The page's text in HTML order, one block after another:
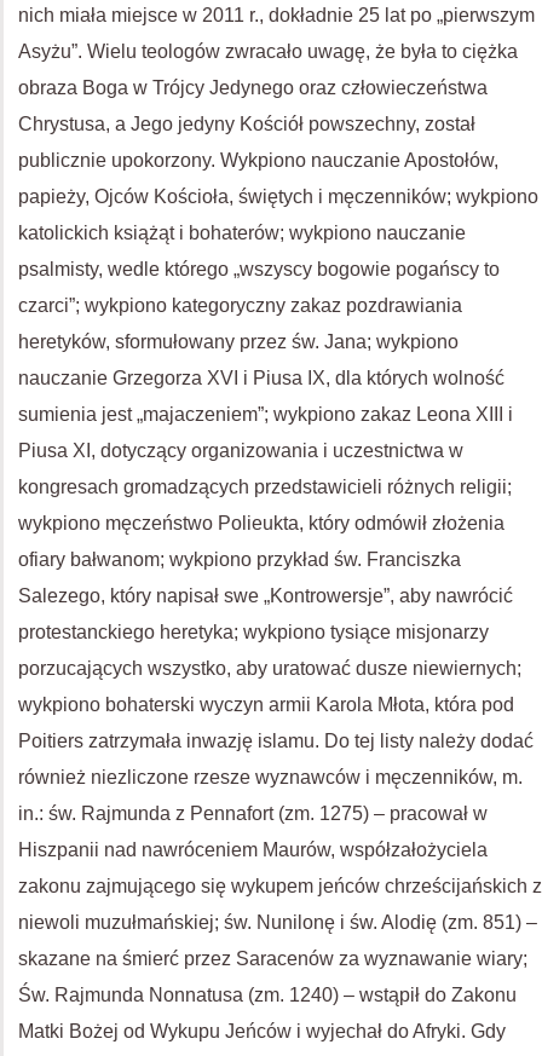
nich miała miejsce w 2011 r., dokładnie 25 lat po „pierwszym
Asyżu”. Wielu teologów zwracało uwagę, że była to ciężka
obraza Boga w Trójcy Jedynego oraz człowieczeństwa
Chrystusa, a Jego jedyny Kościół powszechny, został
publicznie upokorzony. Wykpiono nauczanie Apostołów,
papieży, Ojców Kościoła, świętych i męczenników; wykpiono
katolickich książąt i bohaterów; wykpiono nauczanie
psalmisty, wedle którego „wszyscy bogowie pogańscy to
czarci”; wykpiono kategoryczny zakaz pozdrawiania
heretyków, sformułowany przez św. Jana; wykpiono
nauczanie Grzegorza XVI i Piusa IX, dla których wolność
sumienia jest „majaczeniem”; wykpiono zakaz Leona XIII i
Piusa XI, dotyczący organizowania i uczestnictwa w
kongresach gromadzących przedstawicieli różnych religii;
wykpiono męczeństwo Polieukta, który odmówił złożenia
ofiary bałwanom; wykpiono przykład św. Franciszka
Salezego, który napisał swe „Kontrowersje”, aby nawrócić
protestanckiego heretyka; wykpiono tysiące misjonarzy
porzucających wszystko, aby uratować dusze niewiernych;
wykpiono bohaterski wyczyn armii Karola Młota, która pod
Poitiers zatrzymała inwazję islamu. Do tej listy należy dodać
również niezliczone rzesze wyznawców i męczenników, m.
in.: św. Rajmunda z Pennafort (zm. 1275) – pracował w
Hiszpanii nad nawróceniem Maurów, współzałożyciela
zakonu zajmującego się wykupem jeńców chrześcijańskich z
niewoli muzułmańskiej; św. Nunilonę i św. Alodię (zm. 851) –
skazane na śmierć przez Saracenów za wyznawanie wiary;
Św. Rajmunda Nonnatusa (zm. 1240) – wstąpił do Zakonu
Matki Bożej od Wykupu Jeńców i wyjechał do Afryki. Gdy